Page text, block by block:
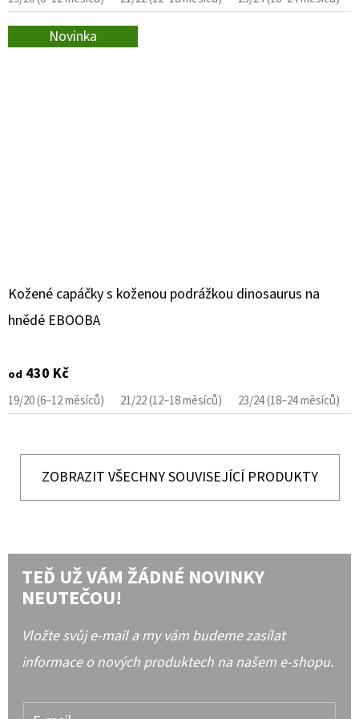
Novinka
Kožené capáčky s koženou podrážkou dinosaurus na
hnědé EBOOBA
od 430 Kč
19/20 (6–12 měsíců) 21/22 (12–18 měsíců) 23/24 (18–24 měsíců)
ZOBRAZIT VŠECHNY SOUVISEJÍCÍ PRODUKTY
TEĎ UŽ VÁM ŽÁDNÉ NOVINKY
NEUTEČOU!
Vložte svůj e-mail a my vám budeme zasílat
informace o nových produktech na našem e-shopu.